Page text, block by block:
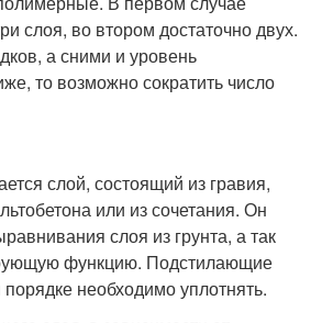
слоя, во втором достаточно двух.
а сними и уровень
то возможно сократить число
слой, состоящий из гравия,
или из сочетания. Он
слоя из грунта, а так
функцию. Подстилающие
необходимо уплотнять.